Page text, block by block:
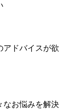
アドバイスが欲
なお悩みを解決